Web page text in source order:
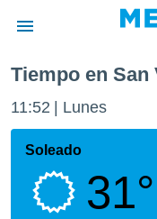
de
ha
Tiempo en San
11:52 Lunes
Soleado
31°